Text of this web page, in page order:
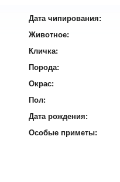
Дата чипирования:
Животное:
Кличка:
Порода:
Окрас:
Пол:
Дата рождения:
Особые приметы: